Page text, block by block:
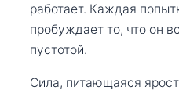
работает. Каждая
пробуждает то, что он
пустотой.
Сила, питающаяся